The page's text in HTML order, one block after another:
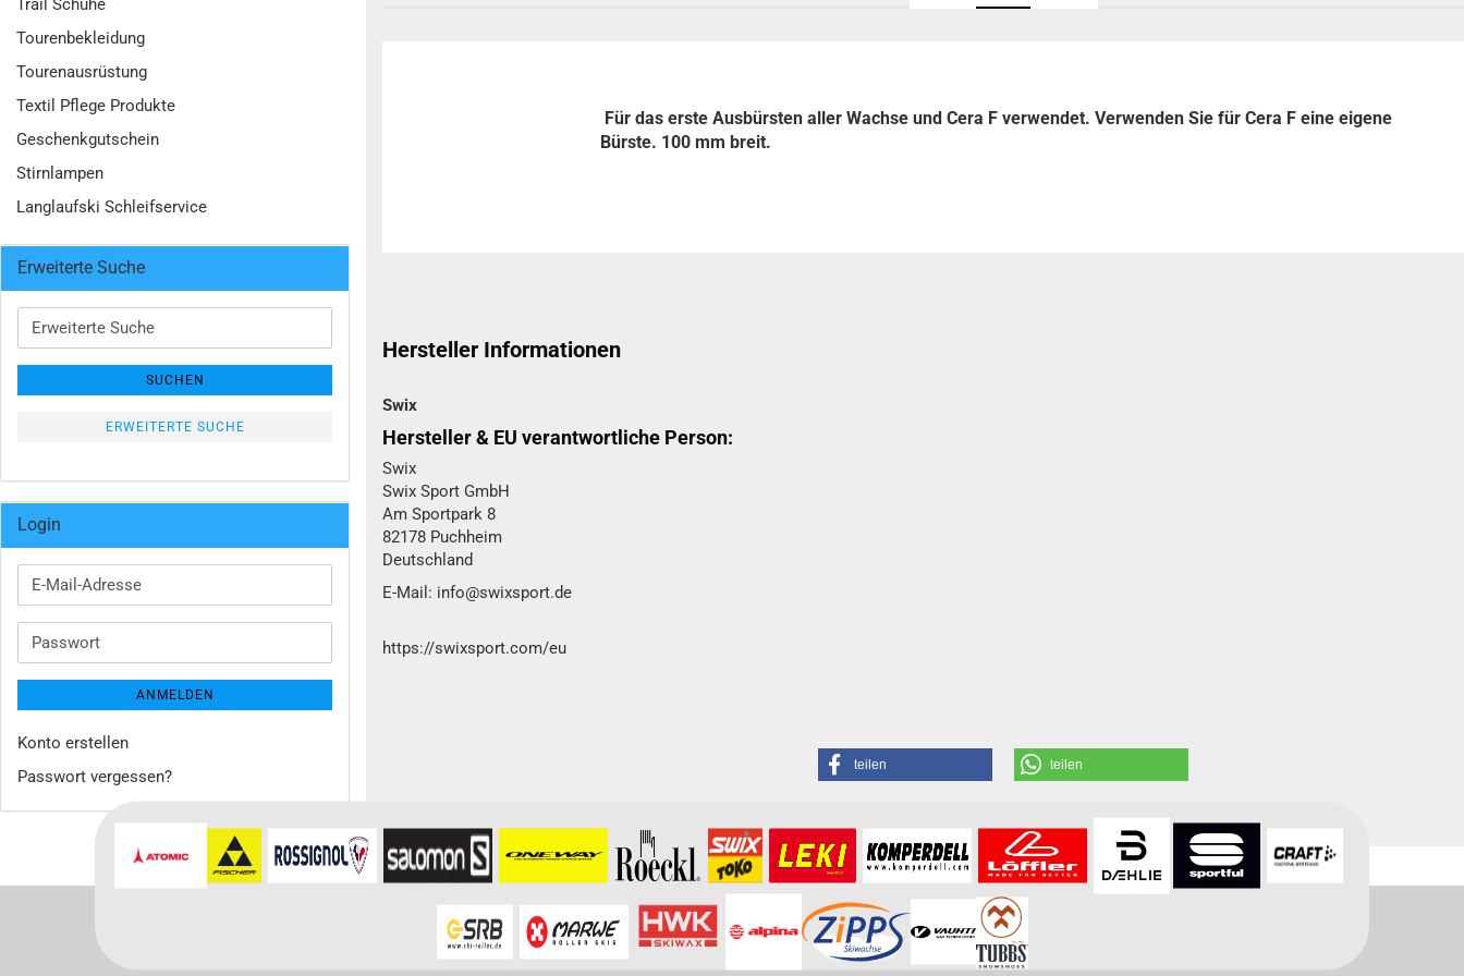
Für das erste Ausbürsten aller Wachse und Cera F verwendet. Verwenden Sie für Cera F eine eigene
Bürste. 100 mm breit.
Hersteller Informationen
Swix
Hersteller & EU verantwortliche Person:
Swix
Swix Sport GmbH​
Am Sportpark 8
82178 Puchheim
Deutschland
E-Mail: info@swixsport.de
https://swixsport.com/eu
teilen teilen
Für weitere Informationen besuchen Sie bitte dieHomepagezu diesem Artikel.
Trail Schuhe
Tourenbekleidung
Tourenausrüstung
Textil Pflege Produkte
Geschenkgutschein
Stirnlampen
Langlaufski Schleifservice
Erweiterte Suche
Erweiterte
Suche
SUCHEN
ERWEITERTE SUCHE
Login
E-
Mail-
Passwort
ANMELDEN
Konto erstellen
Passwort vergessen?